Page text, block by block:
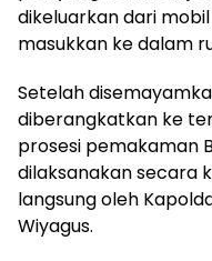
dikeluarkan dari
masukkan ke dalam
Setelah
diberangkatkan ke
prosesi pemakaman
dilaksanakan secara
langsung oleh
Wiyagus.